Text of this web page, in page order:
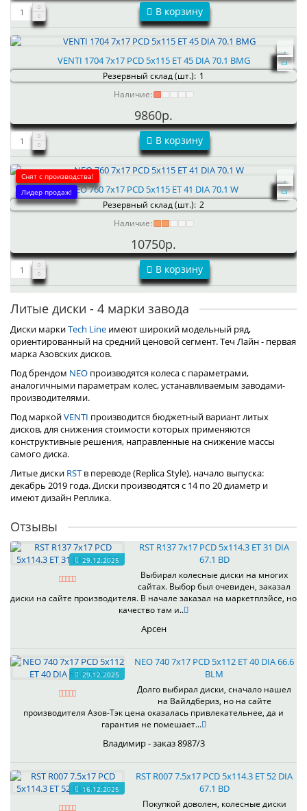
В корзину
VENTI 1704 7x17 PCD 5x115 ET 45 DIA 70.1 BMG
Резервный склад (шт.): 1
Наличие:
9860р.
В корзину
Снят с производства!
Лидер продаж!NEO 760 7x17 PCD 5x115 ET 41 DIA 70.1 W
Резервный склад (шт.): 2
Наличие:
10750р.
В корзину
Литые диски - 4 марки завода
Диски маркиTech Line имеют широкий модельный ряд,
ориентированный на средний ценовой сегмент. Теч Лайн - первая
марка Азовских дисков.
Под брендом NEO производятся колеса с параметрами,
аналогичными параметрам колес, устанавливаемым заводами-
производителями.
Под маркойVENTI производится бюджетный вариант литых
дисков, для снижения стоимости которых применяются
конструктивные решения, направленные на снижение массы
самого диска.
Литые диски RST в переводе (Replica Style), начало выпуска:
декабрь 2019 года. Диски производятся с 14 по 20 диаметр и
имеют дизайн Реплика.
Отзывы
29.12.2025
RST R137 7x17 PCD 5x114.3 ET 31 DIA
67.1 BD
Выбирал колесные диски на многих
сайтах. Выбор был очевиден, заказал
диски на сайте производителя. В начале заказал на маркетплэйсе, но
качество там и..
Арсен
29.12.2025
NEO 740 7x17 PCD 5x112 ET 40 DIA 66.6
BLM
Долго выбирал диски, сначало нашел
на Вайлдбериз, но на сайте
производителя Азов-Тэк цена оказалась привлекательнее, да и
гарантия не помешает...
Владимир - заказ 8987/3
16.12.2025
RST R007 7.5x17 PCD 5x114.3 ET 52 DIA
67.1 BD
Покупкой доволен, колесные диски